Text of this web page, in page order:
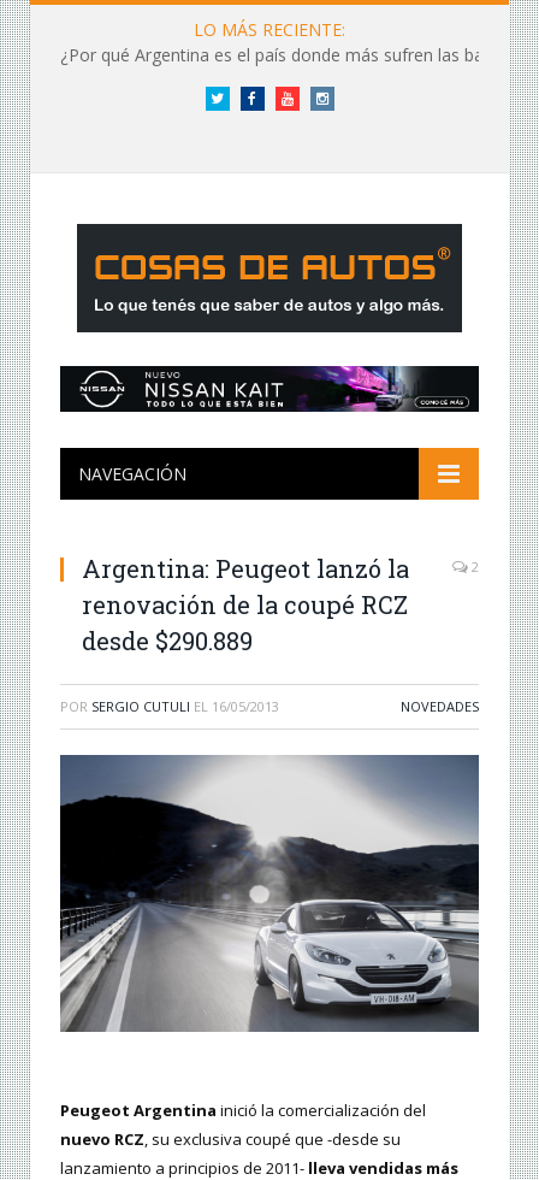
LO MÁS RECIENTE:
¿Por qué Argentina es el país donde más sufren las baterías?
Twitter FacebookYouTubeInstagram
NAVEGACIÓN
Argentina: Peugeot lanzó la
renovación de la coupé RCZ
desde $290.889
2
POR SERGIO CUTULI EL 16/05/2013 NOVEDADES
Peugeot Argentina inició la comercialización del
nuevo RCZ , su exclusiva coupé que -desde su
lanzamiento a principios de 2011- lleva vendidas más